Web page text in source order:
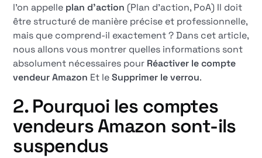
l'on appelle plan d'action (Plan d'action, PoA) Il doit
être structuré de manière précise et professionnelle,
mais que comprend-il exactement ? Dans cet article,
nous allons vous montrer quelles informations sont
absolument nécessaires pour Réactiver le compte
vendeur Amazon Et leSupprimer le verrou.
2. Pourquoi les comptes
vendeurs Amazon sont-ils
suspendus